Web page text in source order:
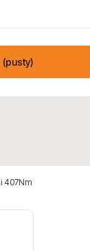
(pusty)
407Nm